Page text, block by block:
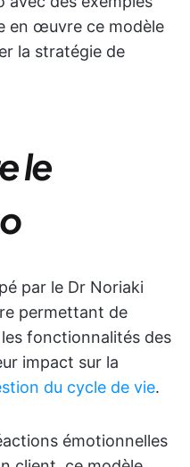
en œuvre ce modèle
la stratégie de
le
par le Dr Noriaki
permettant de
fonctionnalités des
impact sur la
du cycle de vie.
émotionnelles